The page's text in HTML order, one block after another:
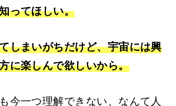
ってほしい。
しまいがちだけど、宇宙には興
に楽しんで欲しいから。
今一つ理解できない、なんて人